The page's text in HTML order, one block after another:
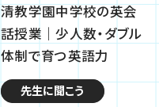
清教学園中学校の英会
話授業｜少人数・ダブル
体制で育つ英語力
先生に聞こう